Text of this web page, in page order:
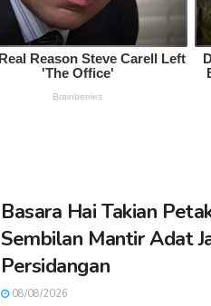
Basara Hai Takian
Sembilan Mantir Adat
Persidangan
08/08/2026